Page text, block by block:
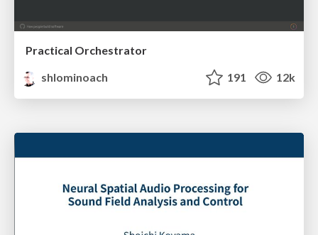
Practical Orchestrator
shlominoach
191 12k